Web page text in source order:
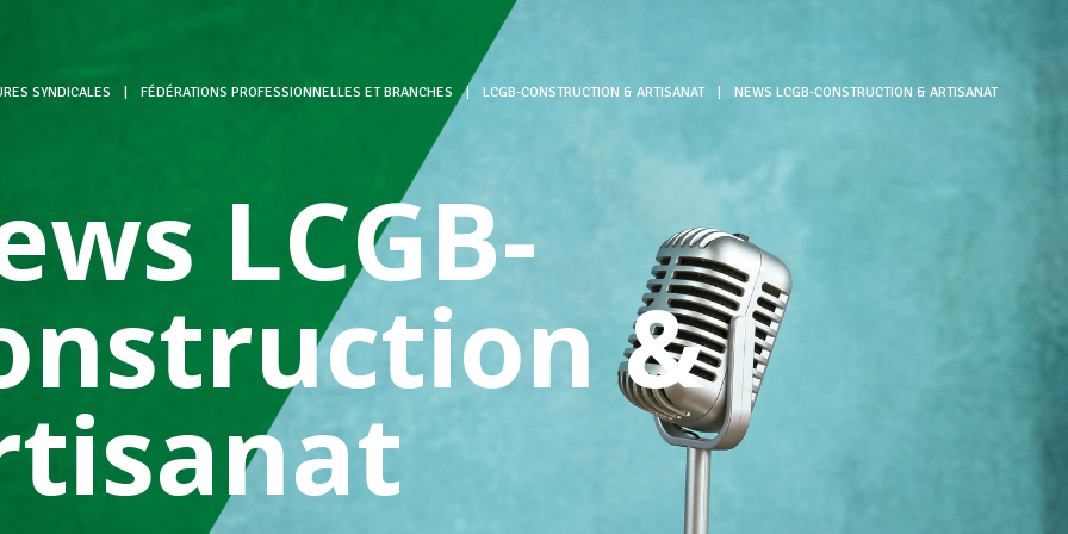
SYNDICALES FÉDÉRATIONS PROFESSIONNELLES ET BRANCHES | LCGB-CONSTRUCTION & ARTISANAT NEWS LCGB-CONSTRUCTION & ARTISANAT
LCGB-
&